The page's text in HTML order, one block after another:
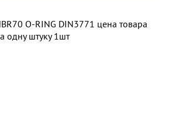
O-RING DIN3771 цена товара
одну штуку 1шт